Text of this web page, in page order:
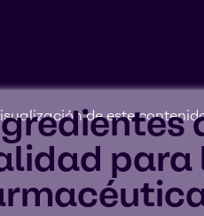
de este
para